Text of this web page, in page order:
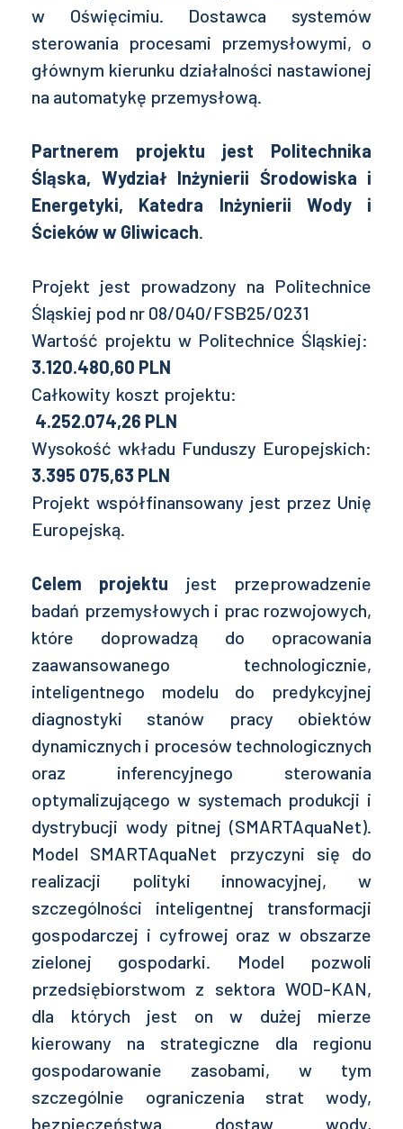
w Oświęcimiu. Dostawca systemów
sterowania procesami przemysłowymi, o
głównym kierunku działalności nastawionej
na automatykę przemysłową.
Partnerem projektu jest Politechnika
Śląska, Wydział Inżynierii Środowiska i
Energetyki, Katedra Inżynierii Wody i
Ścieków w Gliwicach.
Projekt jest prowadzony na Politechnice
Śląskiej pod nr 08/040/FSB25/0231
Wartość projektu w Politechnice Śląskiej:
3.120.480,60 PLN
Całkowity koszt projektu:
4.252.074,26 PLN
Wysokość wkładu Funduszy Europejskich:
3.395 075,63 PLN
Projekt współfinansowany jest przez Unię
Europejską.
Celem projektu jest przeprowadzenie
badań przemysłowych i prac rozwojowych,
które doprowadzą do opracowania
zaawansowanego technologicznie,
inteligentnego modelu do predykcyjnej
diagnostyki stanów pracy obiektów
dynamicznych i procesów technologicznych
oraz inferencyjnego sterowania
optymalizującego w systemach produkcji i
dystrybucji wody pitnej (SMARTAquaNet).
Model SMARTAquaNet przyczyni się do
realizacji polityki innowacyjnej, w
szczególności inteligentnej transformacji
gospodarczej i cyfrowej oraz w obszarze
zielonej gospodarki. Model pozwoli
przedsiębiorstwom z sektora WOD-KAN,
dla których jest on w dużej mierze
kierowany na strategiczne dla regionu
gospodarowanie zasobami, w tym
szczególnie ograniczenia strat wody,
bezpieczeństwa dostaw wody,